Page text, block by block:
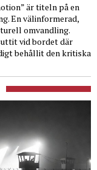
är titeln på en
En välinformerad,
omvandling.
vid bordet där
behållit den kritiska